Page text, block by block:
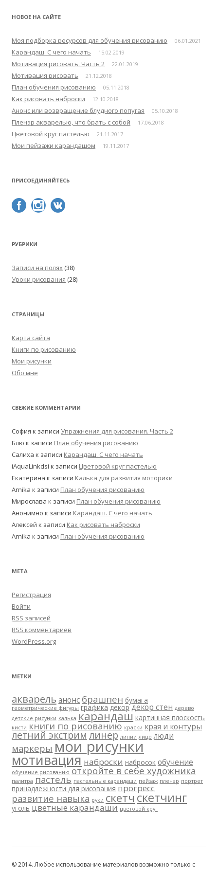
т
:
НОВОЕ НА САЙТЕ
Моя подборка ресурсов для обучения рисованию 06.01.2021
Карандаш. С чего начать 15.02.2019
Мотивация рисовать. Часть 2 22.01.2019
Мотивация рисовать 21.12.2018
План обучения рисованию 05.11.2018
Как рисовать наброски 12.10.2018
Анонс или возвращение блудного попугая 05.10.2018
Пленэр акварелью, что брать с собой 17.06.2018
Цветовой круг пастелью 21.11.2017
Мои пейзажи карандашом 19.11.2017
ПРИСОЕДИНЯЙТЕСЬ
РУБРИКИ
Записи на полях (38)
Уроки рисования (28)
СТРАНИЦЫ
Карта сайта
Книги по рисованию
Мои рисунки
Обо мне
СВЕЖИЕ КОММЕНТАРИИ
София к записи Упражнения для рисования. Часть 2
Блю к записи План обучения рисованию
Салиха к записи Карандаш. С чего начать
iAquaLinkdsi к записи Цветовой круг пастелью
Екатерина к записи Калька для развития моторики
Arnika к записи План обучения рисованию
Мирослава к записи План обучения рисованию
Анонимно к записи Карандаш. С чего начать
Алексей к записи Как рисовать наброски
Arnika к записи План обучения рисованию
МЕТА
Регистрация
Войти
RSS записей
RSS комментариев
WordPress.org
МЕТКИ
акварель анонс брашпен бумага
геометрические фигуры графика декор декор стен дерево
детские рисунки калька карандаш картинная плоскость
кисти книги по рисованию краски края и контуры
летний экстрим линер линии лицо люди
маркеры мои рисунки
мотивация наброски набросок обучение
обучение рисованию откройте в себе художника
палитра пастель пастельные карандаши пейзаж пленэр портрет
принадлежности для рисования прогресс
развитие навыка руки скетчскетчинг
уголь цветные карандаши цветовой круг
© 2014. Любое использование материалов возможно только с